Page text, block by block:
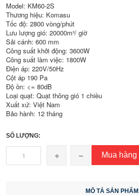
Model: KM60-2S
Thương hiệu: Komasu
Tốc độ: 2800 vòng/phút
Lưu lượng gió: 20000m³/ giờ
Sải cánh: 600 mm
Công suất khởi động: 3600W
Công suất làm việc: 1800W
Điện áp: 220V/50Hz
Cột áp 190 Pa
Độ ồn: <= 80dB
Loại quạt: Quạt thông gió 1 chiều
Xuất xứ: Việt Nam
Bảo hành: 12 tháng
SỐ LƯỢNG:
Mua hàng
MÔ TẢ SẢN PHẨM